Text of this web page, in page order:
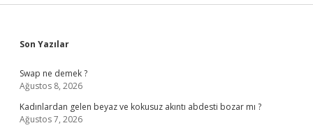
Sidebar
Son Yazılar
Swap ne demek ?
Ağustos 8, 2026
Kadınlardan gelen beyaz ve kokusuz akıntı abdesti bozar mı ?
Ağustos 7, 2026